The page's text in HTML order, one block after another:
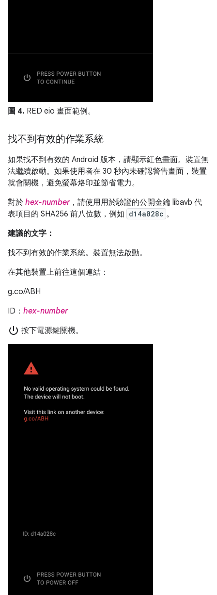
圖 4. RED eio 畫面範例。
找不到有效的作業系統
如果找不到有效的 Android 版本，請顯示紅色畫面。裝置無
法繼續啟動。如果使用者在 30 秒內未確認警告畫面，裝置
就會關機，避免螢幕烙印並節省電力。
對於 hex-number，請使用用於驗證的公開金鑰 libavb 代
表項目的 SHA256 前八位數，例如 d14a028c 。
建議的文字：
找不到有效的作業系統。裝置無法啟動。
在其他裝置上前往這個連結：
g.co/ABH
ID： hex-number
power_settings_new 按下電源鍵關機。